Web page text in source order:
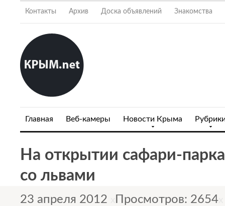
Контакты Архив Доска объявлений Знакомства
Главная Веб-камеры Новости Крыма
На открытии сафари-
со львами
23 апреля 2012 Просмотров: 2654